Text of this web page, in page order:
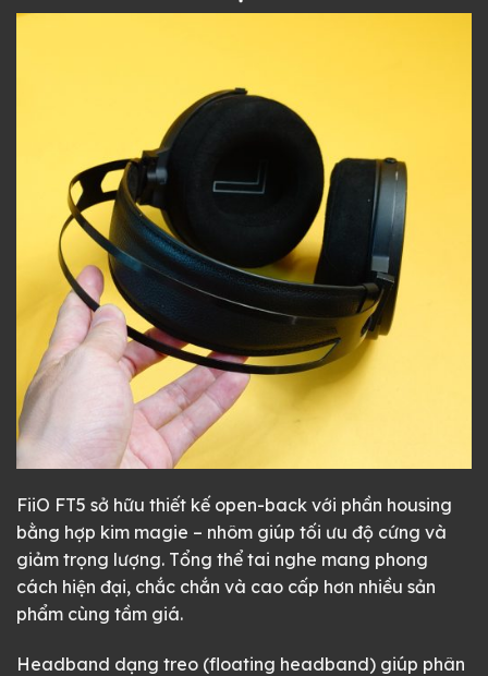
FiiO FT5 sở hữu thiết kế open-back với phần housing
bằng hợp kim magie – nhôm giúp tối ưu độ cứng và
giảm trọng lượng. Tổng thể tai nghe mang phong
cách hiện đại, chắc chắn và cao cấp hơn nhiều sản
phẩm cùng tầm giá.
Headband dạng treo (floating headband) giúp phân